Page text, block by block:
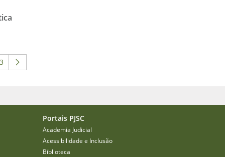
Usar ABA para navegar.
Portais PJSC
Academia Judicial
Acessibilidade e Inclusão
Biblioteca